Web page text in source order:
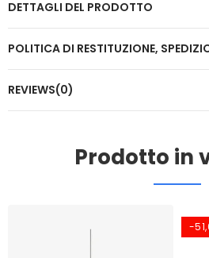
DETTAGLI DEL PRODOTTO
POLITICA DI RESTITUZIONE,
REVIEWS(0)
Prodotto in
-